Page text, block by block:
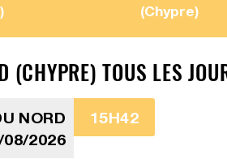
(Chypre)
(CHYPRE) TOUS LES
NORD
08/2026
15H42